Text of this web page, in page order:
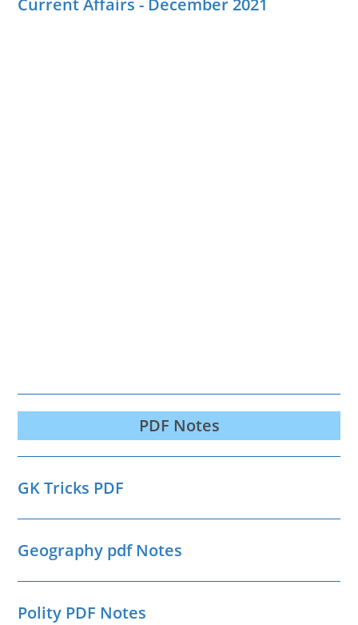
Current Affairs - December 2021
PDF Notes
GK Tricks PDF
Geography pdf Notes
Polity PDF Notes